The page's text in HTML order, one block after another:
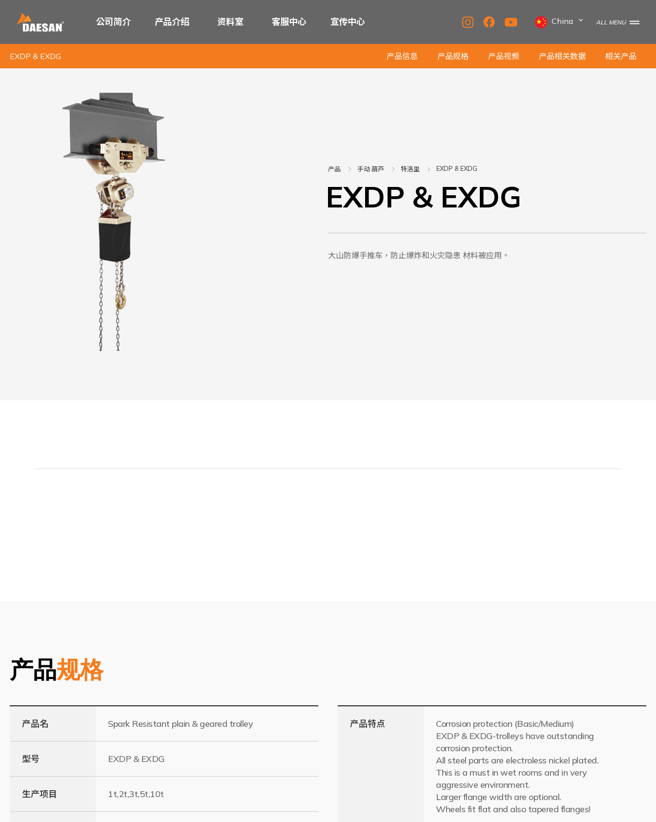
China ALL MENU
公司简介 产品介绍 资料室 客服中心 宣传中心
EXDP & EXDG 产品信息 产品规格 产品视频 产品相关数据 相关产品
产品 手动 葫芦 特洛里 EXDP & EXDG
EXDP & EXDG
大山防爆手推车，防止爆炸和火灾隐患 材料被应用。
产品规格
产品名 Spark Resistant plain & geared trolley
型号 EXDP & EXDG
生产项目 1t,2t,3t,5t,10t
产品特点
Corrosion protection (Basic/Medium)
EXDP & EXDG-trolleys have outstanding
corrosion protection.
All steel parts are electroless nickel plated.
This is a must in wet rooms and in very
aggressive environment.
Larger flange width are optional.
Wheels fit flat and also tapered flanges!